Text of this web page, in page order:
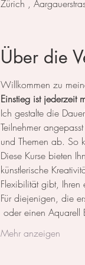
Zürich ,
Über die
Willkommen zu
Einstieg ist jederzeit
Ich gestalte die
Teilnehmer
und Themen ab. So
Diese Kurse bieten
künstlerische
Flexibilität gibt, Ihren
Für diejenigen, die
oder einen Aquarell
Mehr anzeigen